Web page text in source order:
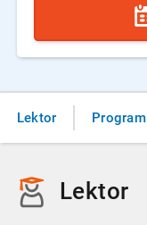
Lektor Program
Lektor